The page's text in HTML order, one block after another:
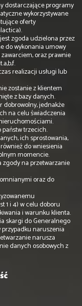
dostarczające programy
wykorzystywane
oferty
zgoda udzielona przez
do wykonania umowy
oraz prawnie
realizacji usługi lub
zostanie z klientem
z bazy danych.
dobrowolny, jednakże
na celu świadczenia
państw trzecich.
ich sprostowania,
do wniesienia
momencie.
zgody na przetwarzanie
oraz do
1 i 4) w celu doboru
i warunku klienta.
skargi do Generalnego
naruszenia
narusza
danych osobowych z